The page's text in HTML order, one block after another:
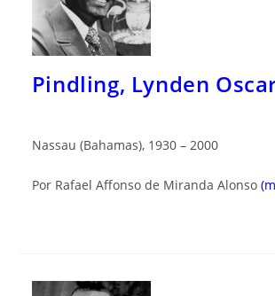
Pindling, Lynden
Nassau (Bahamas), 1930 – 2000
Por Rafael Affonso de Miranda Alonso